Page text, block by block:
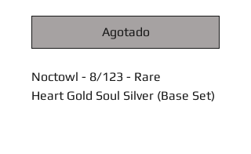
Agotado
Noctowl - 8/123 - Rare
Heart Gold Soul Silver (Base Set)